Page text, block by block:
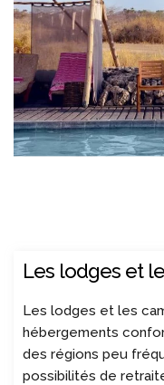
Les lodges et
Les lodges et les
hébergements
des régions peu
possibilités de